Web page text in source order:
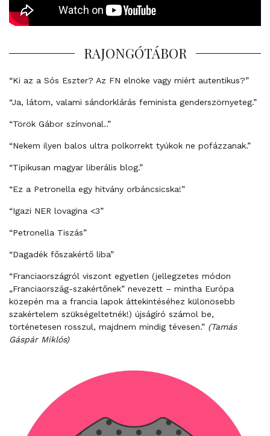
RAJONGÓTÁBOR
“Ki az a Sós Eszter? Az FN elnöke vagy miért autentikus?”
“Ja, látom, valami sándorklárás feminista genderszörnyeteg.”
“Török Gábor színvonal..”
“Nekem ilyen balos ultra polkorrekt tyúkok ne pofázzanak.”
“Tipikusan magyar liberális blog.”
“Ez a Petronella egy hitvány orbáncsicska!”
“Igazi NER lovagina <3”
“Petronella Tiszás”
“Dagadék főszakértő liba”
“Franciaországról viszont egyetlen (jellegzetes módon
„Franciaország-szakértőnek” nevezett – mintha Európa
közepén ma a francia lapok áttekintéséhez különösebb
szakértelem szükségeltetnék!) újságíró számol be,
történetesen rosszul, majdnem mindig tévesen.” (Tamás
Gáspár Miklós)